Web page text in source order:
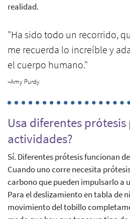
realidad.
"Ha sido todo un recorrido,
me recuerda lo increíble y
el cuerpo humano."
–Amy Purdy
Usa diferentes
actividades?
Sí. Diferentes prótesis funcionan
Cuando uno corre necesita
carbono que pueden impulsarlo a
Para el deslizamiento en tabla de
movimiento del tobillo